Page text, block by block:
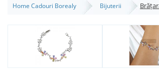
Bratari
Home Cadouri Borealy Bijuterii